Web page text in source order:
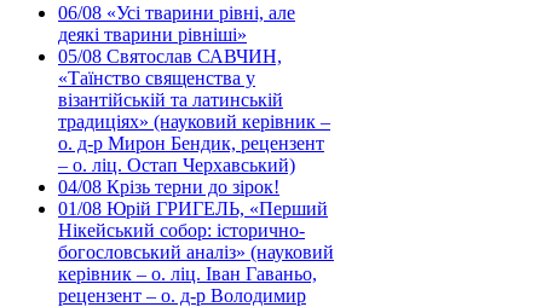
06/08 «Усі тварини рівні, але
деякі тварини рівніші»
05/08 Святослав САВЧИН,
«Таїнство священства у
візантійській та латинській
традиціях» (науковий керівник –
о. д-р Мирон Бендик, рецензент
– о. ліц. Остап Черхавський)
04/08 Крізь терни до зірок!
01/08 Юрій ГРИГЕЛЬ, «Перший
Нікейський собор: історично-
богословський аналіз» (науковий
керівник – о. ліц. Іван Гаваньо,
рецензент – о. д-р Володимир